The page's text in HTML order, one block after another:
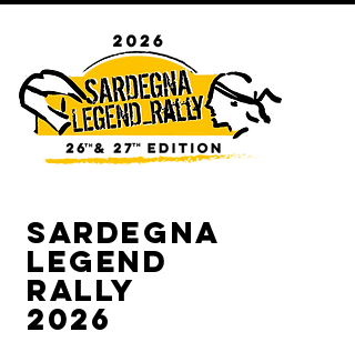
SARDEGNA
LEGEND
RALLY
2026